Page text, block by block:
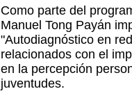
Como parte del
Manuel Tong Payán
"Autodiagnóstico en
relacionados con el
en la percepción
juventudes.